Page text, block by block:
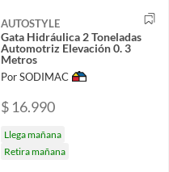
AUTOSTYLE
Gata Hidráulica 2 Toneladas
Automotriz Elevación 0. 3
Metros
Por SODIMAC
$ 16.990
Llega mañana
Retira mañana